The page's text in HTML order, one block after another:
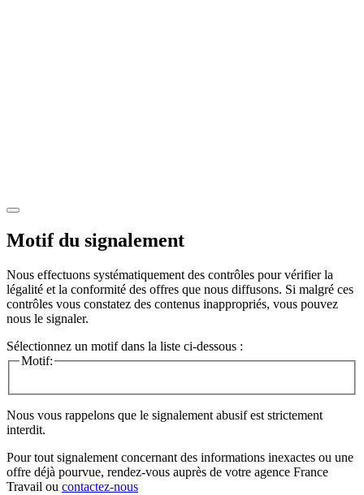
Motif du signalement
Nous effectuons systématiquement des contrôles pour vérifier la
légalité et la conformité des offres que nous diffusons. Si malgré ces
contrôles vous constatez des contenus inappropriés, vous pouvez
nous le signaler.
Sélectionnez un motif dans la liste ci-dessous :
Motif:
Nous vous rappelons que le signalement abusif est strictement
interdit.
Pour tout signalement concernant des informations inexactes ou une
offre déjà pourvue, rendez-vous auprès de votre agence France
Travail ou contactez-nous